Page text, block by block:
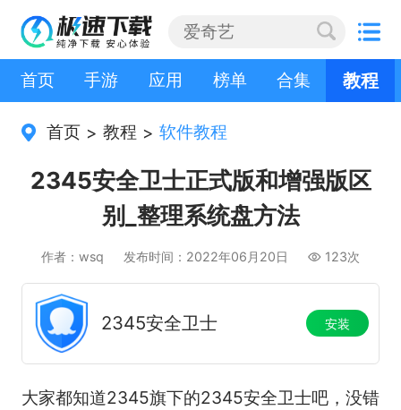
首页 手游 应用 榜单 合集 教程
首页 > 教程 > 软件教程
2345安全卫士正式版和增强版区
别_整理系统盘方法
作者：wsq 发布时间：2022年06月20日 123次
2345安全卫士 安装
大家都知道2345旗下的2345安全卫士吧，没错